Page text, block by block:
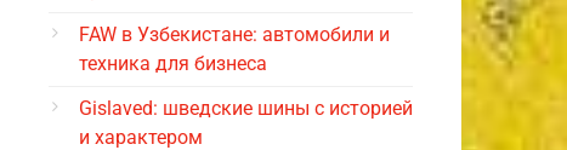
FAW в Узбекистане: автомобили и
техника для бизнеса
Gislaved: шведские шины с историей
и характером